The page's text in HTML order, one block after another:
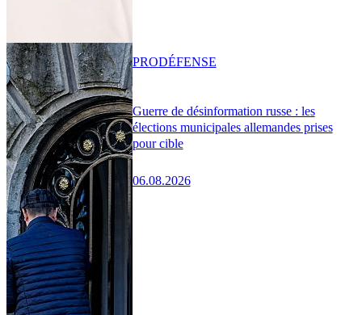
Guerre de désinformation russe : les
élections municipales allemandes prises
pour cible
06.08.2026
PRODÉFENSE